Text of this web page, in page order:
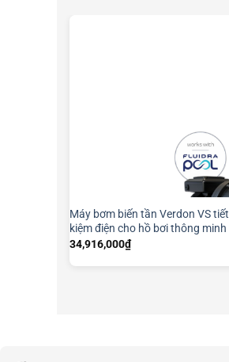
Máy bơm biến tần Verdon VS tiết
kiệm điện cho hồ bơi thông minh
34,916,000₫